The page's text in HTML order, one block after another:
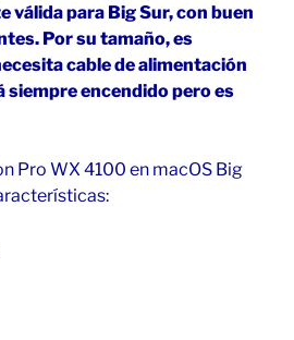
para Big Sur, con buen
Por su tamaño, es
cable de alimentación
siempre encendido pero es
Pro WX 4100 en macOS Big